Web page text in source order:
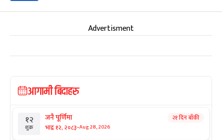
Advertisment
आगामी बिदाहरु
१२
शुक्र
जनै पूर्णिमा
भाद्र १२, २०८३-Aug 28, 2026
२१ दिन बाँकी